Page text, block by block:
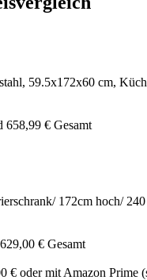
59.5x172x60 cm,
658,99 € Gesamt
172cm hoch/
629,00 € Gesamt
€ oder mit Amazon Prime